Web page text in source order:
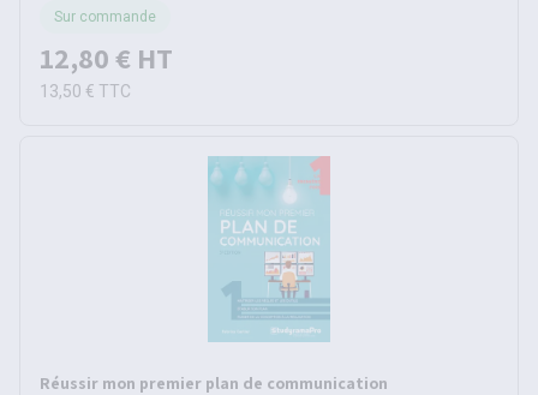
Sur commande
12,80 € HT
13,50 € TTC
Réussir mon premier plan de communication